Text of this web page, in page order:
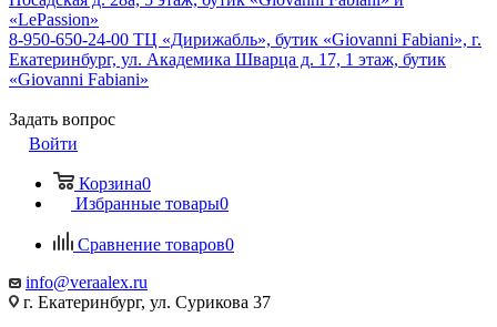
«LePassion»
8-950-650-24-00 ТЦ «Дирижабль», бутик «Giovanni Fabiani», г.
Екатеринбург, ул. Академика Шварца д. 17, 1 этаж, бутик
«Giovanni Fabiani»
Задать вопрос
Войти
Корзина0
Избранные товары0
Сравнение товаров0
info@veraalex.ru
г. Екатеринбург, ул. Сурикова 37